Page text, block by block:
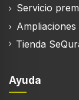
6
Clase de
B
70 °C
Servicio
Tienda
Ayuda